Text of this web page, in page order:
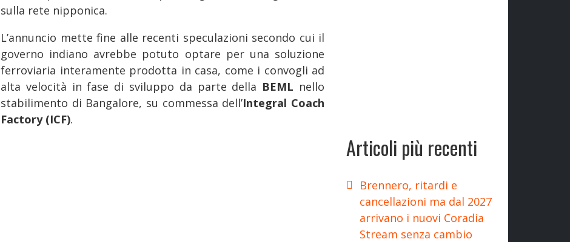
sulla rete nipponica.
L’annuncio mette fine alle recenti speculazioni secondo cui il
governo indiano avrebbe potuto optare per una soluzione
ferroviaria interamente prodotta in casa, come i convogli ad
alta velocità in fase di sviluppo da parte della BEML nello
stabilimento di Bangalore, su commessa dell’Integral Coach
Factory (ICF).
Articoli più recenti
Brennero, ritardi e
cancellazioni ma dal 2027
arrivano i nuovi Coradia
Stream senza cambio